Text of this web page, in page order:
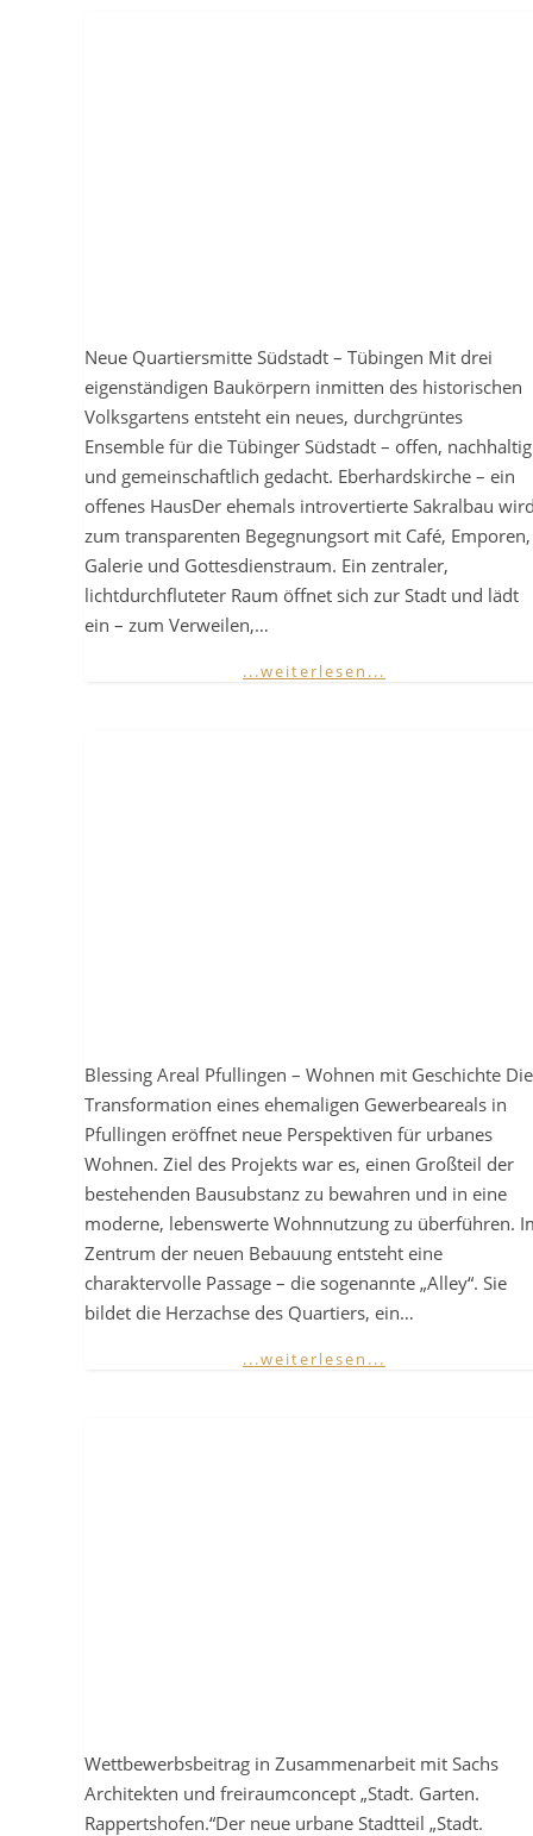
Neue Quartiersmitte Südstadt – Tübingen Mit drei
eigenständigen Baukörpern inmitten des historischen
Volksgartens entsteht ein neues, durchgrüntes
Ensemble für die Tübinger Südstadt – offen, nachhaltig
und gemeinschaftlich gedacht. Eberhardskirche – ein
offenes HausDer ehemals introvertierte Sakralbau
zum transparenten Begegnungsort mit Café, Emporen,
Galerie und Gottesdienstraum. Ein zentraler,
lichtdurchfluteter Raum öffnet sich zur Stadt und lädt
ein – zum Verweilen,…
...weiterlesen...
Blessing Areal Pfullingen – Wohnen mit Geschichte Die
Transformation eines ehemaligen Gewerbeareals in
Pfullingen eröffnet neue Perspektiven für urbanes
Wohnen. Ziel des Projekts war es, einen Großteil der
bestehenden Bausubstanz zu bewahren und in eine
moderne, lebenswerte Wohnnutzung zu überführen.
Zentrum der neuen Bebauung entsteht eine
charaktervolle Passage – die sogenannte „Alley“. Sie
bildet die Herzachse des Quartiers, ein…
...weiterlesen...
Wettbewerbsbeitrag in Zusammenarbeit mit Sachs
Architekten und freiraumconcept „Stadt. Garten.
Rappertshofen.“Der neue urbane Stadtteil „Stadt.